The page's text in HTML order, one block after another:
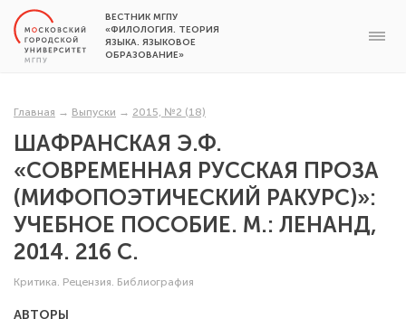
ВЕСТНИК МГПУ
«ФИЛОЛОГИЯ. ТЕОРИЯ
ЯЗЫКА. ЯЗЫКОВОЕ
ОБРАЗОВАНИЕ»
Главная → Выпуски → 2015, №2 (18)
ШАФРАНСКАЯ Э.Ф.
«СОВРЕМЕННАЯ РУССКАЯ ПРОЗА
(МИФОПОЭТИЧЕСКИЙ РАКУРС)»:
УЧЕБНОЕ ПОСОБИЕ. М.: ЛЕНАНД,
2014. 216 С.
Критика. Рецензия. Библиография
АВТОРЫ